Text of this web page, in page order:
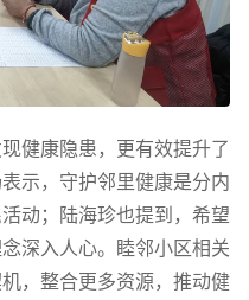
健康隐患，更有效提升了
示，守护邻里健康是分内
动；陆海珍也提到，希望
深入人心。睦邻小区相关
，整合更多资源，推动健